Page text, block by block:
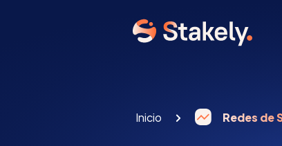
Inicio Redes de